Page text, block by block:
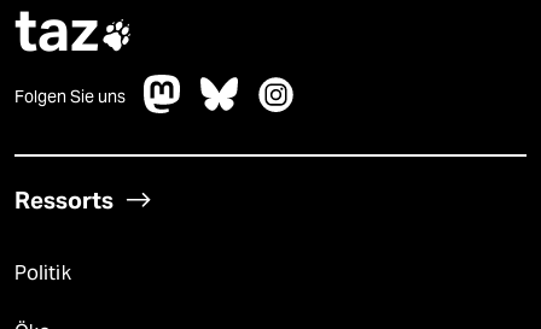
taz
Folgen Sie uns
Ressorts
Politik